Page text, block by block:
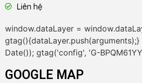
Liên hệ
window.dataLayer =
Date()); gtag('config', 'G-
GOOGLE MAP